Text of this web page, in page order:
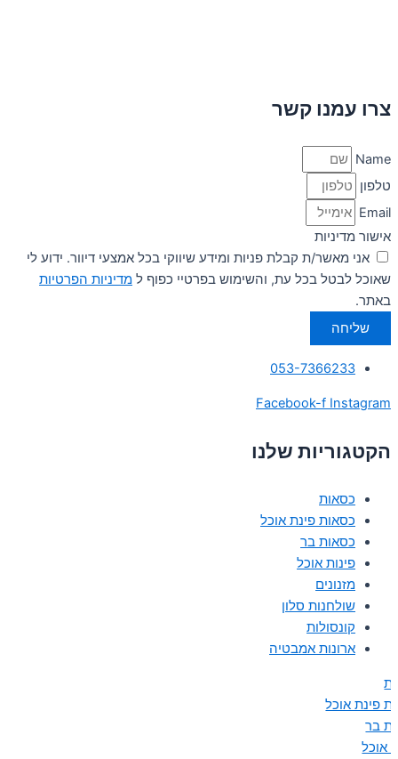
צרו עמנו קשר
Name
טלפון
Email
אישור מדיניות
אני מאשר/ת קבלת פניות ומידע שיווקי בכל אמצעי דיוור. ידוע לי
שאוכל לבטל בכל עת, והשימוש בפרטיי כפוף ל מדיניות הפרטיות
באתר.
שליחה
053-7366233
Facebook-f Instagram
הקטגוריות שלנו
כסאות
כסאות פינת אוכל
כסאות בר
פינות אוכל
מזנונים
שולחנות סלון
קונסולות
ארונות אמבטיה
פינת אוכל
בר
אוכל